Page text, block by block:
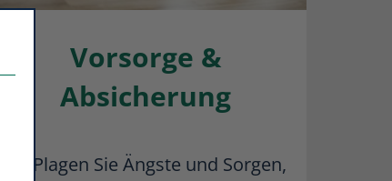
Vorsorge &
Absicherung
Plagen Sie Ängste und Sorgen,